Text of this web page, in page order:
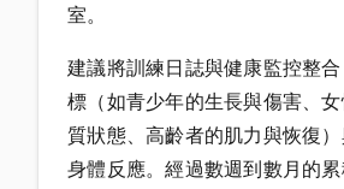
室。
建議將訓練日誌與健康監控整
標（如青少年的生長與傷害、
質狀態、高齡者的肌力與恢復）
身體反應。經過數週到數月的